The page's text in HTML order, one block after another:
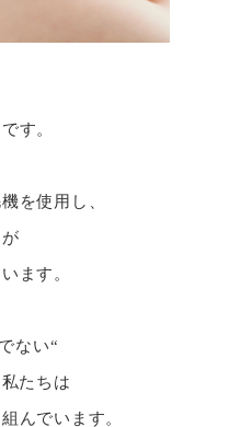
す。
を使用し、
ます。
ない“
たちは
んでいます。